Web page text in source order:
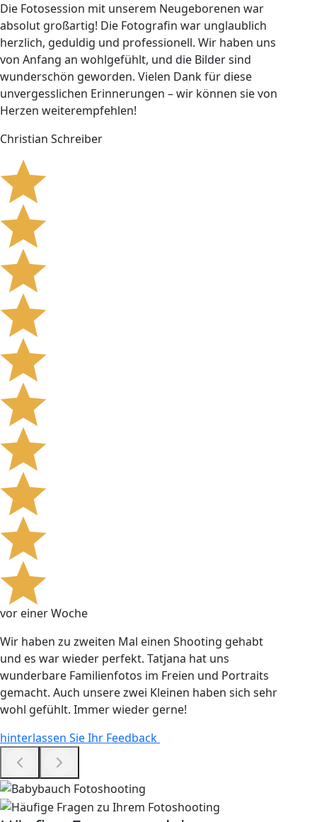
Die Fotosession mit unserem Neugeborenen war
absolut großartig! Die Fotografin war unglaublich
herzlich, geduldig und professionell. Wir haben uns
von Anfang an wohlgefühlt, und die Bilder sind
wunderschön geworden. Vielen Dank für diese
unvergesslichen Erinnerungen – wir können sie von
Herzen weiterempfehlen!
Christian Schreiber
vor einer Woche
Wir haben zu zweiten Mal einen Shooting gehabt
und es war wieder perfekt. Tatjana hat uns
wunderbare Familienfotos im Freien und Portraits
gemacht. Auch unsere zwei Kleinen haben sich sehr
wohl gefühlt. Immer wieder gerne!
hinterlassen Sie Ihr Feedback